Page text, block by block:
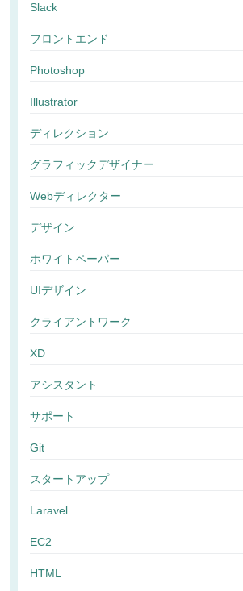
Slack
フロントエンド
Photoshop
Illustrator
ディレクション
グラフィックデザイナー
Webディレクター
デザイン
ホワイトペーパー
UIデザイン
クライアントワーク
XD
アシスタント
サポート
Git
スタートアップ
Laravel
EC2
HTML